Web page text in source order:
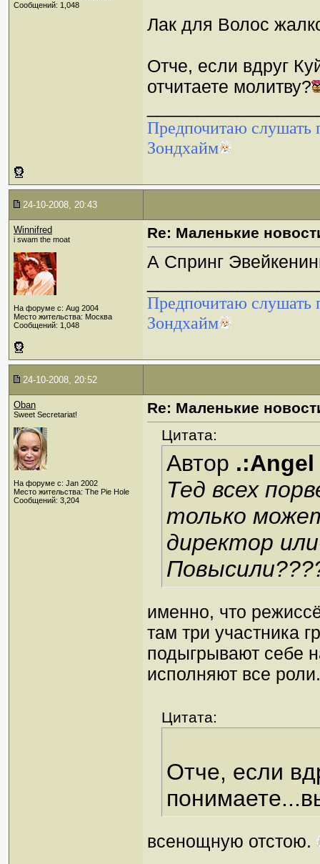
Сообщений: 1,048
Лак для Волос
Отче, если вдруг
отчитаете молитву?
Предпочитаю слушать
Зондхайм
24-10-2008, 20:43
Winnifred
i swam the moat
На форуме с: Aug 2004
Место жительства: Москва
Сообщений: 1,048
Re: Маленькие
А Спринг
Предпочитаю слушать
Зондхайм
24-10-2008, 20:52
Oban
Sweet Secretariat!
На форуме с: Jan 2002
Место жительства: The Pie Hole
Сообщений: 3,204
Re: Маленькие
Цитата:
Автор
Тед всех
только
директор
именно, что
там три участника
подыгрывают себе
исполняют все роли.
Цитата:
Отче, если
всенощную отстою.